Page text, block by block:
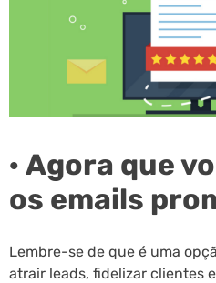
· Agora que
os emails
Lembre-se de que é uma
atrair leads, fidelizar clientes